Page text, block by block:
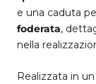
e una caduta
foderata,
nella
Realizzata in